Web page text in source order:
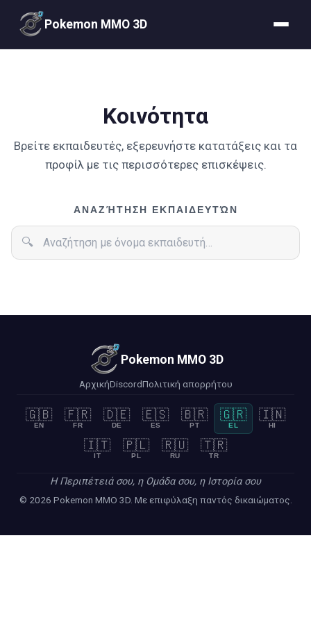
Pokemon MMO 3D
Κοινότητα
Βρείτε εκπαιδευτές, εξερευνήστε κατατάξεις και τα
προφίλ με τις περισσότερες επισκέψεις.
Αναζήτηση εκπαιδευτών
ΑΝΑΖΉΤΗΣΗ ΕΚΠΑΙΔΕΥΤΏΝ
🔍
Pokemon MMO 3D
ΑρχικήDiscordΠολιτική απορρήτου
🇬🇧
EN
🇫🇷
FR
🇩🇪
DE
🇪🇸
ES
🇧🇷
PT
🇬🇷
EL
🇮🇳
HI
🇮🇹
IT
🇵🇱
PL
🇷🇺
RU
🇹🇷
TR
Η Περιπέτειά σου, η Ομάδα σου, η Ιστορία σου
© 2026 Pokemon MMO 3D. Με επιφύλαξη παντός δικαιώματος.